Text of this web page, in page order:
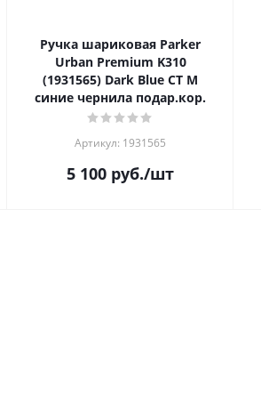
Ручка шариковая Parker
Urban Premium K310
(1931565) Dark Blue CT M
синие чернила подар.кор.
Артикул: 1931565
5 100 руб./шт